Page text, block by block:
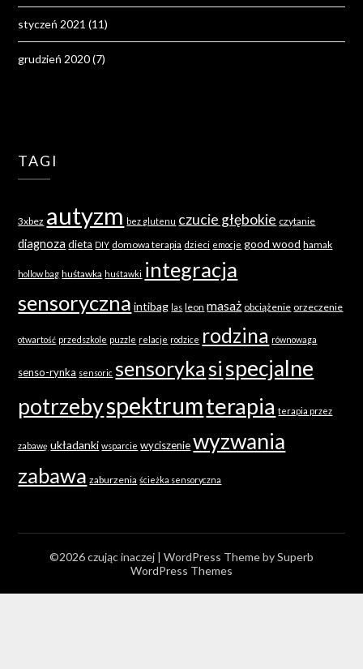
styczeń 2021 (11)
grudzień 2020(7)
TAGI
3xbez autyzm bez glutenu czucie głębokie czytanie
diagnoza dieta DIY domowa terapia dzieci emocje good wood hamak
hollow bag huśtawka huśtawki integracja
sensoryczna intibag las leon masaż obciążenie orzeczenie
otwartość przedszkole puzzle relacje rodzice rodzina równowaga
senso-rynka sensoric sensorykasispecjalne
potrzebyspektrumterapia terapia przez
zabawę układanki wsparcie wyciszenie wyzwania
zabawa zaburzenia ścieżka sensoryczna
©2026 czując inaczej | WordPress Theme bySuperb
WordPress Themes